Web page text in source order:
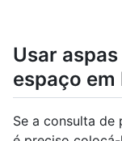
Usar
espaço
Se a consulta de